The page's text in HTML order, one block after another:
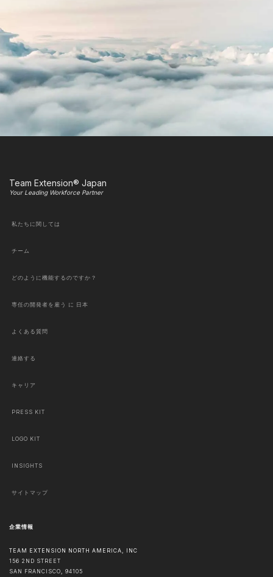
Team Extension® Japan
Your Leading Workforce Partner
私たちに関しては
チーム
どのように機能するのですか？
専任の開発者を雇う に 日本
よくある質問
連絡する
キャリア
PRESS KIT
LOGO KIT
INSIGHTS
サイトマップ
企業情報
TEAM EXTENSION NORTH AMERICA, INC
156 2ND STREET
SAN FRANCISCO, 94105